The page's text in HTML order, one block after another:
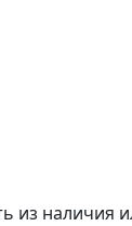
из наличия